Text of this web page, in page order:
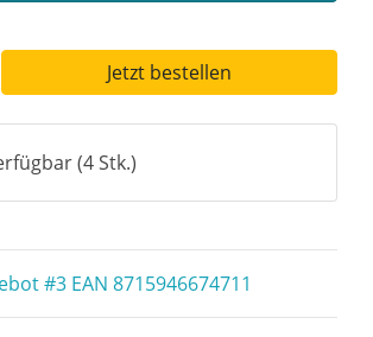
Jetzt bestellen
(4 Stk.)
#3 EAN 8715946674711